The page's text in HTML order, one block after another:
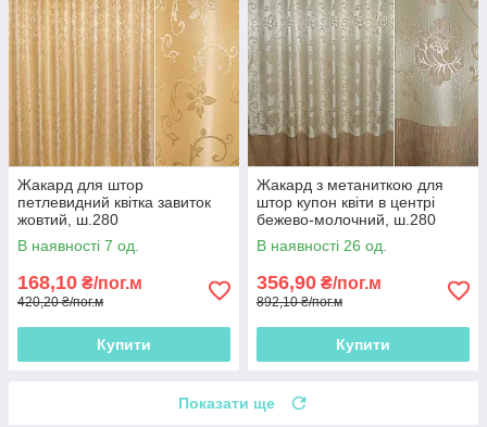
Жакард для штор
петлевидний квітка завиток
жовтий, ш.280
В наявності 7 од.
168,10 ₴/пог.м
420,20 ₴/пог.м
Купити
Жакард з метаниткою для
штор купон квіти в центрі
бежево-молочний, ш.280
В наявності 26 од.
356,90 ₴/пог.м
892,10 ₴/пог.м
Купити
Показати ще